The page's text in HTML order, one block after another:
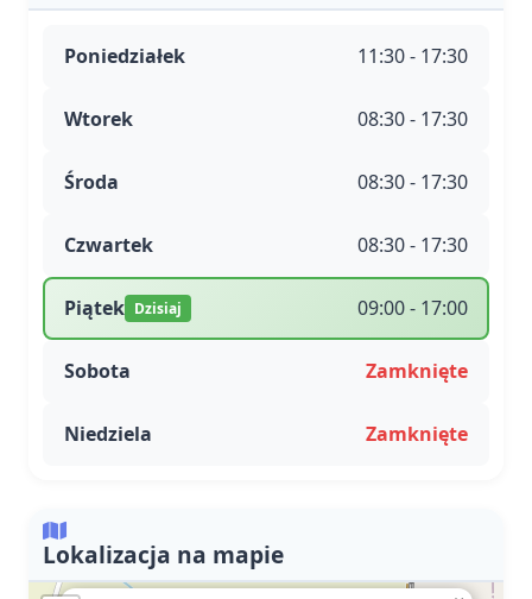
Poniedziałek 11:30 - 17:30
Wtorek 08:30 - 17:30
Środa 08:30 - 17:30
Czwartek 08:30 - 17:30
Piątek Dzisiaj 09:00 - 17:00
Sobota Zamknięte
Niedziela Zamknięte
Lokalizacja na mapie